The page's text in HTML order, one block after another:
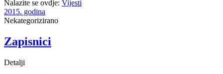
Nalazite se ovdje: Vijesti
2015. godina
Nekategorizirano
Zapisnici
Detalji